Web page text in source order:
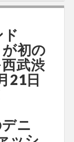
初の
武渋
21日
ニ